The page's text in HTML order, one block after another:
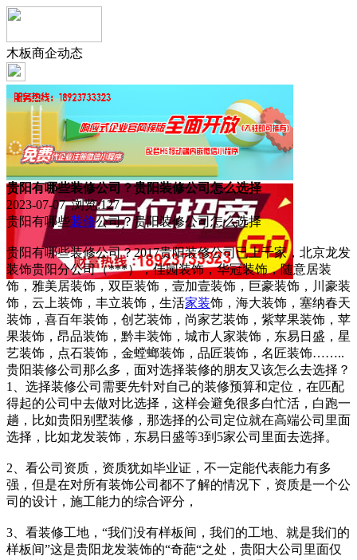
木板商企动态
贵阳有哪些装修公司？贵阳装修公司怎么选择
2023-07-07 浏览:127
贵阳有哪些装修公司？贵阳装修公司怎么选择
贵阳有哪些装修公司？2017贵阳装修公司已上千家，北京龙发
装饰贵阳分公司（***），佳园装饰，华冠装饰，随意居装
饰，雅美居装饰，双臣装饰，壹加壹装饰，巨豪装饰，川豪装
饰，云上装饰，丰立装饰，生活家装饰，海大装饰，塞纳春天
装饰，喜百年装饰，创艺装饰，尚家艺装饰，紫苹果装饰，苹
果装饰，昂品装饰，黔丰装饰，城市人家装饰，东易日盛，星
艺装饰，点石装饰，金螳螂装饰，品匠装饰，名匠装饰……..
贵阳装修公司那么多，面对选择装修的朋友又该怎么去选择？
1、选择装修公司需要先针对自己的装修预算和定位，在匹配
得起的公司中去做对比选择，这样会避免很多白忙活，白跑一
趟，比如贵阳别墅装修，那选择的公司定位就在高端公司里面
选择，比如龙发装饰，东易日盛等3到5家公司里面去选择。
2、看公司资质，资质犹如毕业证，不一定能代表能力有多
强，但是在对所有装饰公司都不了解的情况下，资质是一个公
司的设计，施工能力的综合评分，
3、看装修工地，“我们没有样板间，我们的工地、就是我们的
样板间”这是贵阳龙发装饰的“奇葩“之处，贵阳大公司里面仅